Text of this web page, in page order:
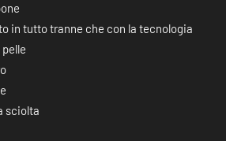
in tutto tranne che con la tecnologia
sciolta